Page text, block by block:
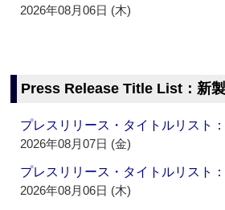
2026年08月06日 (木)
Press Release Title List：新
プレスリリース・タイトルリスト
2026年08月07日 (金)
プレスリリース・タイトルリスト
2026年08月06日 (木)